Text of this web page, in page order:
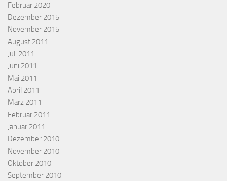
Februar 2020
Dezember 2015
November 2015
August 2011
Juli 2011
Juni 2011
Mai 2011
April 2011
März 2011
Februar 2011
Januar 2011
Dezember 2010
November 2010
Oktober 2010
September 2010